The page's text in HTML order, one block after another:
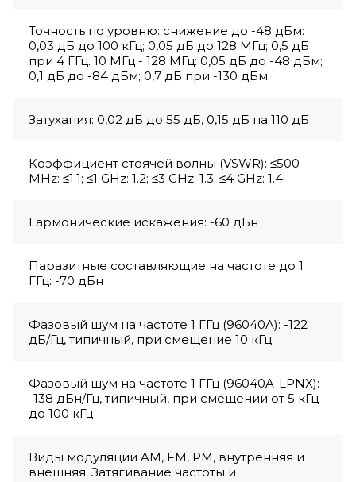
Точность по уровню: снижение до -48 дБм:
0,03 дБ до 100 кГц; 0,05 дБ до 128 МГц; 0,5 дБ
при 4 ГГц. 10 МГц - 128 МГц: 0,05 дБ до -48 дБм;
0,1 дБ до -84 дБм; 0,7 дБ при -130 дБм
Затухания: 0,02 дБ до 55 дБ, 0,15 дБ на 110 дБ
Коэффициент стоячей волны (VSWR): ≤500
MHz: ≤1.1; ≤1 GHz: 1.2; ≤3 GHz: 1.3; ≤4 GHz: 1.4
Гармонические искажения: -60 дБн
Паразитные составляющие на частоте до 1
ГГц: -70 дБн
Фазовый шум на частоте 1 ГГц (96040A): -122
дБ/Гц, типичный, при смещение 10 кГц
Фазовый шум на частоте 1 ГГц (96040A-LPNX):
-138 дБн/Гц, типичный, при смещении от 5 кГц
до 100 кГц
Виды модуляции AM, FM, PM, внутренняя и
внешняя. Затягивание частоты и